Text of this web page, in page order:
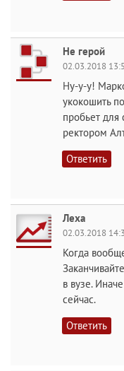
Не герой
02.03.2018
Ну-у-у!
укокошить
пробьет для
ректором
Ответить
Леха
02.03.2018
Когда
в вузе.
сейчас.
Ответить